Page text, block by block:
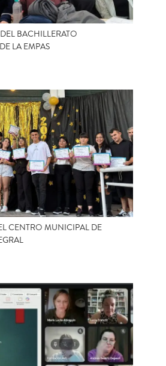
BACHILLERATO
LA EMPAS
CENTRO MUNICIPAL DE